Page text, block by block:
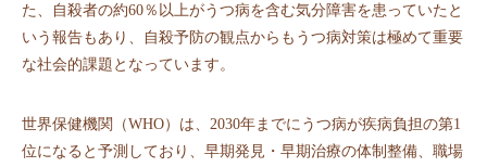
た、自殺者の約60％以上がうつ病を含む気分障害を患っていたと
いう報告もあり、自殺予防の観点からもうつ病対策は極めて重要
な社会的課題となっています。
世界保健機関（WHO）は、2030年までにうつ病が疾病負担の第1
位になると予測しており、早期発見・早期治療の体制整備、職場